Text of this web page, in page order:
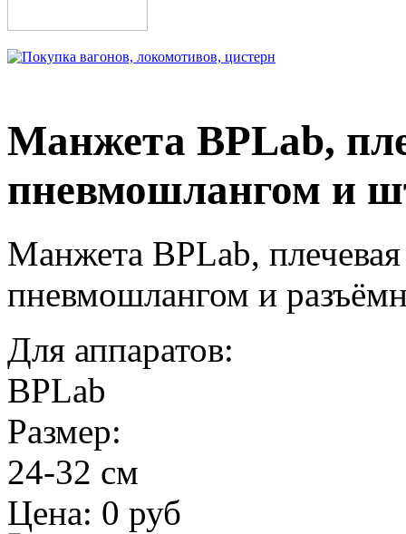
Манжета BPLab,
пневмошлангом и
Манжета BPLab,
пневмошлангом и
Для аппаратов:
BPLab
Размер:
24-32 см
Цена: 0 руб